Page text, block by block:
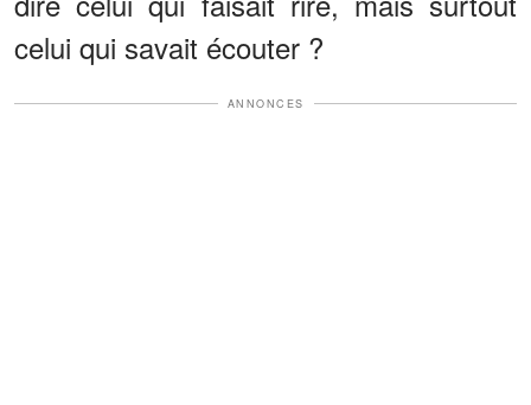
celui qui savait écouter ?
ANNONCES